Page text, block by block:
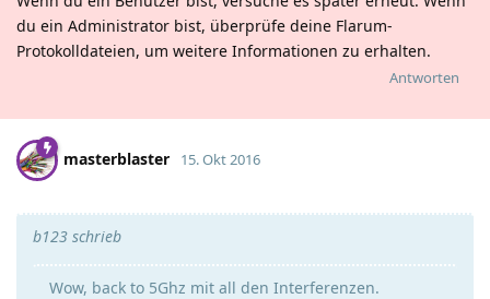
du ein Administrator bist, überprüfe deine Flarum-
Protokolldateien, um weitere Informationen zu erhalten.
Antworten
masterblaster 15. Okt 2016
b123 schrieb
Wow, back to 5Ghz mit all den Interferenzen.